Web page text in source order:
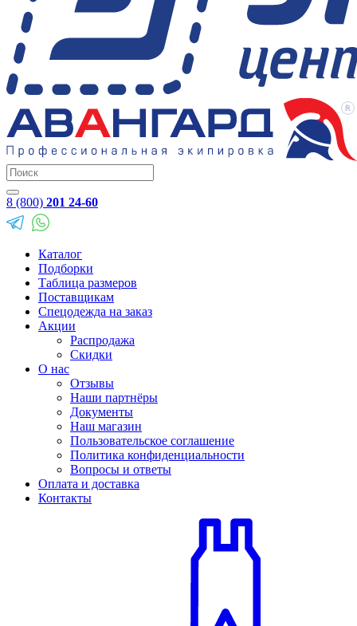
8 (800) 201 24-60
Каталог
Подборки
Таблица размеров
Поставщикам
Спецодежда на заказ
Акции
Распродажа
Скидки
О нас
Отзывы
Наши партнёры
Документы
Наш магазин
Пользовательское соглашение
Политика конфиденциальности
Вопросы и ответы
Оплата и доставка
Контакты